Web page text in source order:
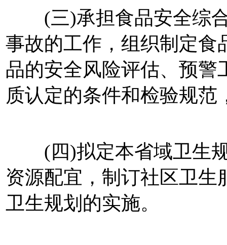
(三)承担食品安全综合
事故的工作，组织制定食
品的安全风险评估、预警
质认定的条件和检验规
(四)拟定本省域卫生规
资源配宜，制订社区卫生
卫生规划的实施。